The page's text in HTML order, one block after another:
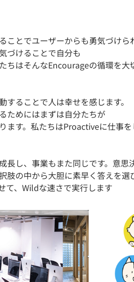
ことでユーザーからも勇気づけら
づけることで自分も
ちはそんなEncourageの循環を大
することで人は幸せを感じます。
ためにはまずは自分たちが
ます。私たちはProactiveに仕事を
長し、事業もまた同じです。意思
肢の中から大胆に素早く答えを選
て、Wildな速さで実行します